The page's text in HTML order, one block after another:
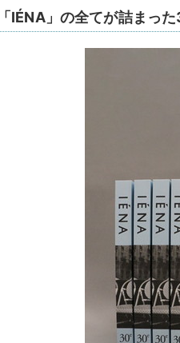
「IÉNA」の全てが詰まっ